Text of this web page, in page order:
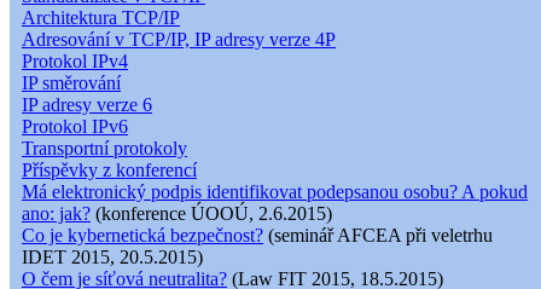
Architektura TCP/IP
Adresování v TCP/IP, IP adresy verze 4P
Protokol IPv4
IP směrování
IP adresy verze 6
Protokol IPv6
Transportní protokoly
Příspěvky z konferencí
Má elektronický podpis identifikovat podepsanou osobu? A pokud
ano: jak? (konference ÚOOÚ, 2.6.2015)
Co je kybernetická bezpečnost? (seminář AFCEA při veletrhu
IDET 2015, 20.5.2015)
O čem je síťová neutralita? (Law FIT 2015, 18.5.2015)